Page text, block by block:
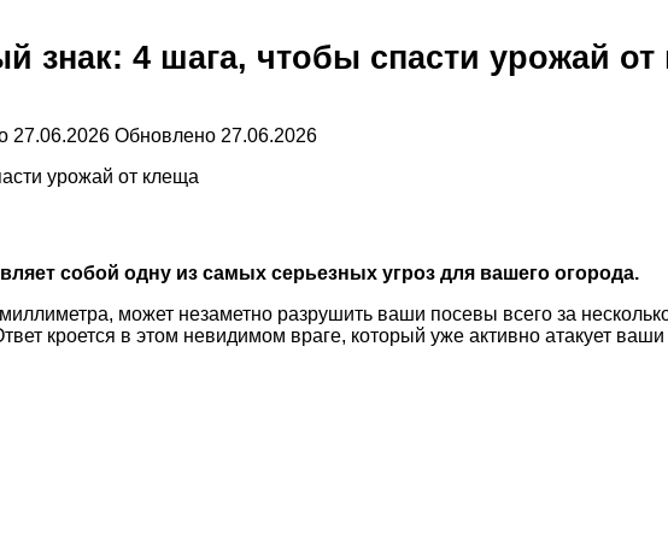
знак: 4 шага, чтобы спасти урожай от
27.06.2026 Обновлено 27.06.2026
собой одну из самых серьезных угроз для вашего огорода.
может незаметно разрушить ваши посевы всего за
кроется в этом невидимом враге, который уже активно атакует ваши